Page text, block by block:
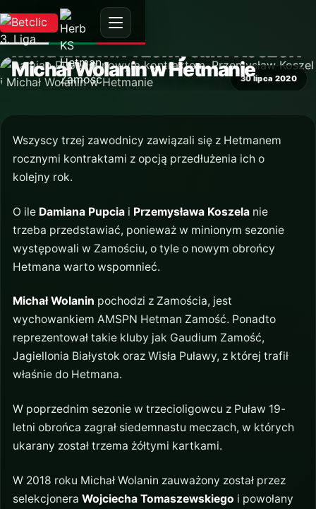
30 lipca 2020
AKTUALNOŚĆ
Damian Pupeć z nowym
kontraktem. Przemysław Koszel i
Michał Wolanin w Hetmanie
Wszyscy trzej zawodnicy zawiązali się z Hetmanem
rocznymi kontraktami z opcją przedłużenia ich o
kolejny rok.
O ile Damiana Pupcia i Przemysława Koszela nie
trzeba przedstawiać, ponieważ w minionym sezonie
występowali w Zamościu, o tyle o nowym obrońcy
Hetmana warto wspomnieć.
Michał Wolanin pochodzi z Zamościa, jest
wychowankiem AMSPN Hetman Zamość. Ponadto
reprezentował takie kluby jak Gaudium Zamość,
Jagiellonia Białystok oraz Wisła Puławy, z której trafił
właśnie do Hetmana.
W poprzednim sezonie w trzecioligowcu z Puław 19-
letni obrońca zagrał siedemnastu meczach, w których
ukarany został trzema żółtymi kartkami.
W 2018 roku Michał Wolanin zauważony został przez
selekcjonera Wojciecha Tomaszewskiego i powołany